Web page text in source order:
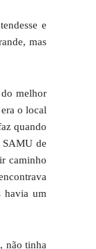
e
mas
melhor
o local
quando
de
caminho
havia um
não tinha